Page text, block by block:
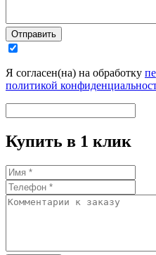
Отправить
Я согласен(на) на обработку
политикой
Купить в 1 клик